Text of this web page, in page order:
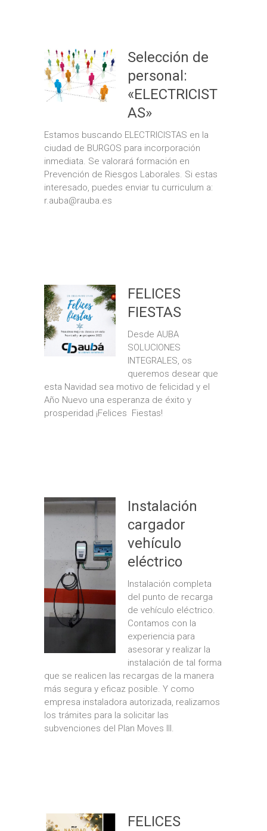
Selección de
personal:
«ELECTRICIST
AS»
Estamos buscando ELECTRICISTAS en la
ciudad de BURGOS para incorporación
inmediata. Se valorará formación en
Prevención de Riesgos Laborales. Si estas
interesado, puedes enviar tu curriculum a:
r.auba@rauba.es
FELICES
FIESTAS
Desde AUBA
SOLUCIONES
INTEGRALES, os
queremos desear que
esta Navidad sea motivo de felicidad y el
Año Nuevo una esperanza de éxito y
prosperidad ¡Felices Fiestas!
Instalación
cargador
vehículo
eléctrico
Instalación completa
del punto de recarga
de vehículo eléctrico.
Contamos con la
experiencia para
asesorar y realizar la
instalación de tal forma
que se realicen las recargas de la manera
más segura y eficaz posible. Y como
empresa instaladora autorizada, realizamos
los trámites para la solicitar las
subvenciones del Plan Moves III.
FELICES